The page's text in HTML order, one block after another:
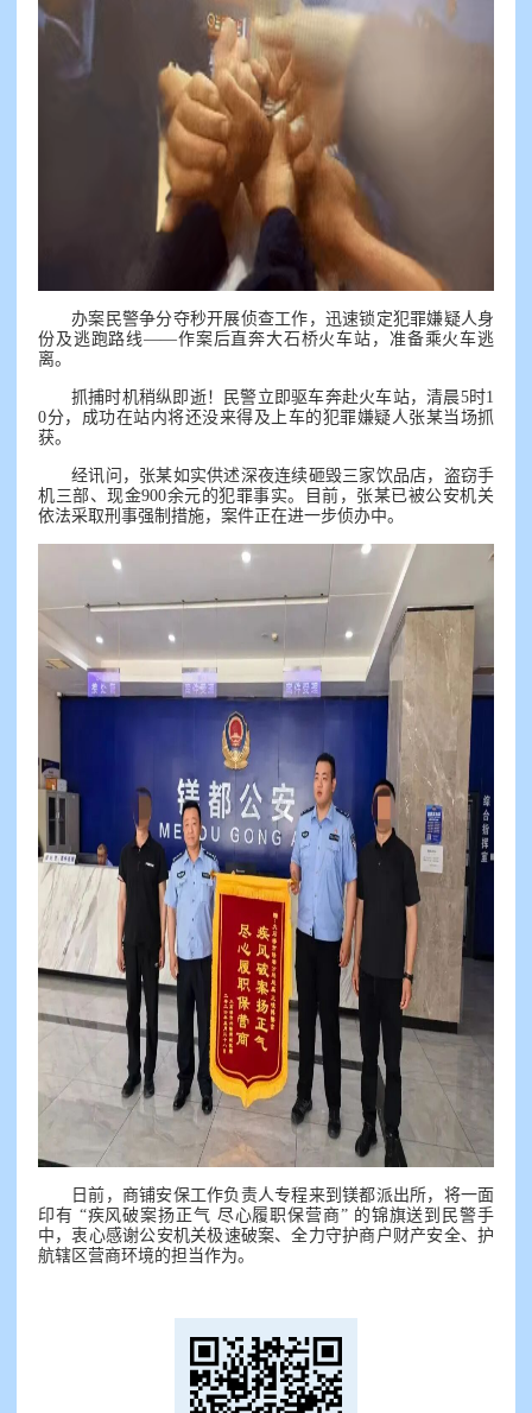
办案民警争分夺秒开展侦查工作，迅速锁定犯罪嫌疑人身
份及逃跑路线——作案后直奔大石桥火车站，准备乘火车逃
离。
抓捕时机稍纵即逝！民警立即驱车奔赴火车站，清晨5时1
0分，成功在站内将还没来得及上车的犯罪嫌疑人张某当场抓
获。
经讯问，张某如实供述深夜连续砸毁三家饮品店，盗窃手
机三部、现金900余元的犯罪事实。目前，张某已被公安机关
依法采取刑事强制措施，案件正在进一步侦办中。
日前，商铺安保工作负责人专程来到镁都派出所，将一面
印有 “疾风破案扬正气 尽心履职保营商” 的锦旗送到民警手
中，衷心感谢公安机关极速破案、全力守护商户财产安全、护
航辖区营商环境的担当作为。